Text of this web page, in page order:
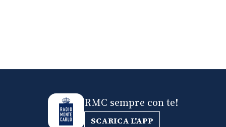
RMC sempre con te!
SCARICA L'APP